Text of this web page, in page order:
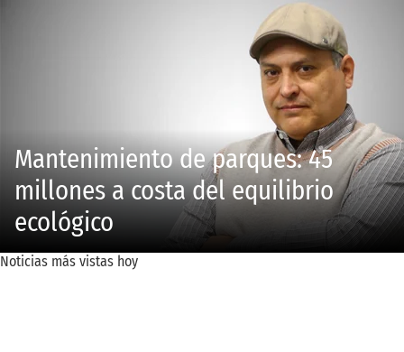
Mantenimiento de parques: 45
millones a costa del equilibrio
ecológico
Noticias más vistas hoy